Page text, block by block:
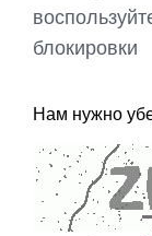
блокировки
Нам нужно